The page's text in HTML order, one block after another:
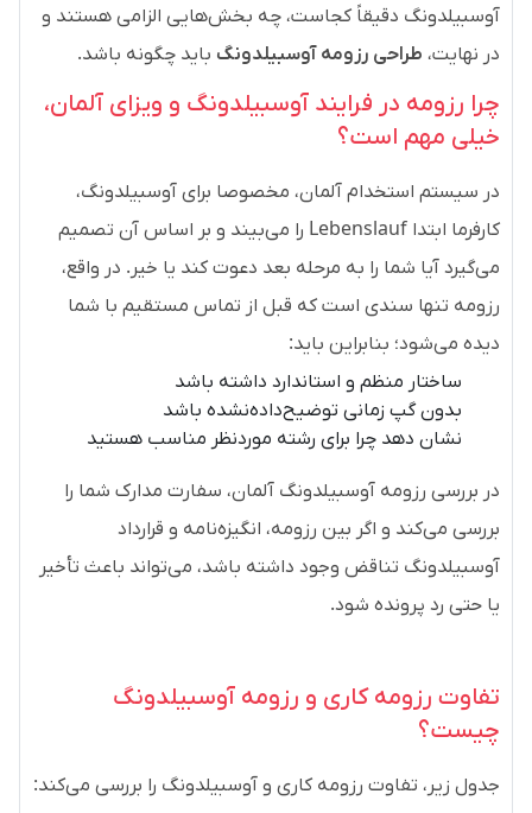
آوسبیلدونگ دقیقاً کجاست، چه بخش‌هایی الزامی هستند و
در نهایت، طراحی رزومه آوسبیلدونگ باید چگونه باشد.
چرا رزومه در فرایند آوسبیلدونگ و ویزای آلمان،
خیلی مهم است؟
در سیستم استخدام آلمان، مخصوصا برای آوسبیلدونگ،
کارفرما ابتدا Lebenslauf را می‌بیند و بر اساس آن تصمیم
می‌گیرد آیا شما را به مرحله بعد دعوت کند یا خیر. در واقع،
رزومه تنها سندی است که قبل از تماس مستقیم با شما
دیده می‌شود؛ بنابراین باید:
ساختار منظم و استاندارد داشته باشد
بدون گپ زمانی توضیح‌داده‌نشده باشد
نشان دهد چرا برای رشته موردنظر مناسب هستید
در بررسی رزومه آوسبیلدونگ آلمان، سفارت مدارک شما را
بررسی می‌کند و اگر بین رزومه، انگیزه‌نامه و قرارداد
آوسبیلدونگ تناقض وجود داشته باشد، می‌تواند باعث تأخیر
یا حتی رد پرونده شود.
تفاوت رزومه کاری و رزومه آوسبیلدونگ
چیست؟
جدول زیر، تفاوت رزومه کاری و آوسبیلدونگ را بررسی می‌کند: